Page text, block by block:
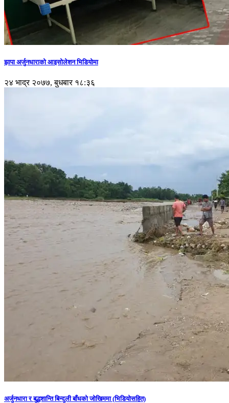
झापा अर्जुनधाराको आइसोलेशन भिडियोमा
२४ भाद्र २०७७, बुधबार १८:३६
अर्जुनधारा र बुद्धशान्ति बिन्दुली बाँधको जोखिममा (भिडियाेसहित)